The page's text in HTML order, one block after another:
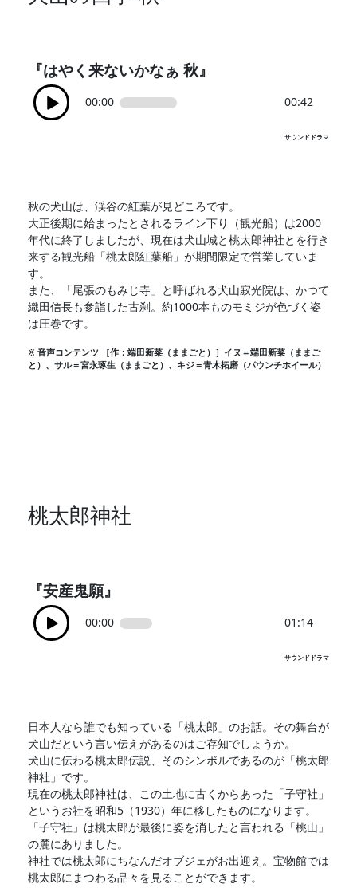
『はやく来ないかなぁ 秋』
00:00 00:42
サウンドドラマ
秋の犬山は、渓谷の紅葉が見どころです。
大正後期に始まったとされるライン下り（観光船）は2000
年代に終了しましたが、現在は犬山城と桃太郎神社とを行き
来する観光船「桃太郎紅葉船」が期間限定で営業していま
す。
また、「尾張のもみじ寺」と呼ばれる犬山寂光院は、かつて
織田信長も参詣した古刹。約1000本ものモミジが色づく姿
は圧巻です。
※ 音声コンテンツ ［作：端田新菜（ままごと）］イヌ＝端田新菜（ままご
と）、サル＝宮永琢生（ままごと）、キジ＝青木拓磨（パウンチホイール）
桃太郎神社
『安産鬼願』
00:00 01:14
サウンドドラマ
日本人なら誰でも知っている「桃太郎」のお話。その舞台が
犬山だという言い伝えがあるのはご存知でしょうか。
犬山に伝わる桃太郎伝説、そのシンボルであるのが「桃太郎
神社」です。
現在の桃太郎神社は、この土地に古くからあった「子守社」
というお社を昭和5（1930）年に移したものになります。
「子守社」は桃太郎が最後に姿を消したと言われる「桃山」
の麓にありました。
神社では桃太郎にちなんだオブジェがお出迎え。宝物館では
桃太郎にまつわる品々を見ることができます。